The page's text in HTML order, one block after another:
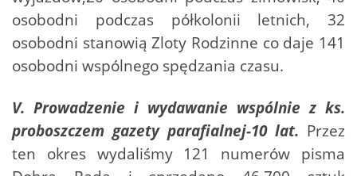
osobodni podczas półkolonii letnich, 32
osobodni stanowią Zloty Rodzinne co daje 141
osobodni wspólnego spędzania czasu.
V. Prowadzenie i wydawanie wspólnie z ks.
proboszczem gazety parafialnej-10 lat. Przez
ten okres wydaliśmy 121 numerów pisma